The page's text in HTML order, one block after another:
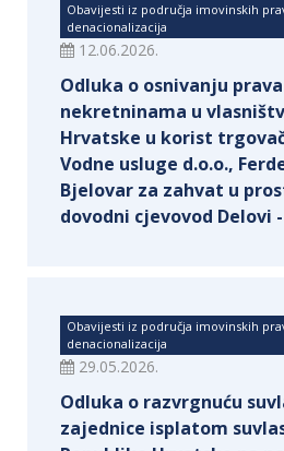
Obavijesti iz područja imovinskih
denacionalizacija
12.06.2026.
Odluka o osnivanju
nekretninama u
Hrvatske u korist
Vodne usluge d.o.o.,
Bjelovar za zahvat u
dovodni cjevovod Delovi
Obavijesti iz područja imovinskih
denacionalizacija
29.05.2026.
Odluka o razvrgnuću
zajednice isplatom